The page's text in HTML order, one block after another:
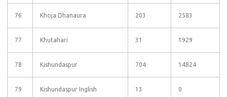
76 Khoja Dhanaura 203 2583
77 Khutahari 31 1929
78 Kishundaspur 704 14824
79 Kishundaspur Inglish 13 0